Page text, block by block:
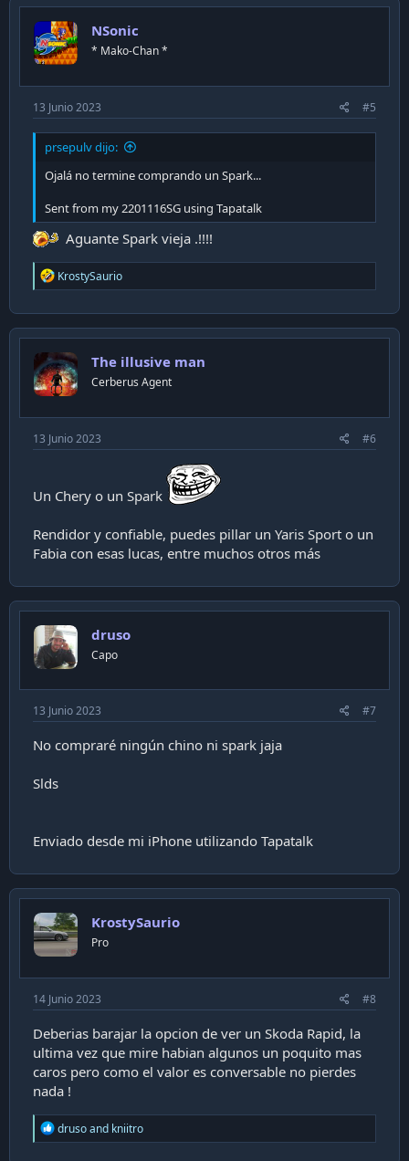
o
n
s
NSonic
* Mako-Chan *
13 Junio 2023 #5
prsepulv dijo:
Ojalá no termine comprando un Spark...
Sent from my 2201116SG using Tapatalk
Aguante Spark vieja .!!!!
R
e
c
t
o
n
s
KrostySaurio
The illusive man
Cerberus Agent
13 Junio 2023 #6
Un Chery o un Spark
Rendidor y confiable, puedes pillar un Yaris Sport o un
Fabia con esas lucas, entre muchos otros más
druso
Capo
13 Junio 2023 #7
No compraré ningún chino ni spark jaja
Slds
Enviado desde mi iPhone utilizando Tapatalk
KrostySaurio
Pro
14 Junio 2023 #8
Deberias barajar la opcion de ver un Skoda Rapid, la
ultima vez que mire habian algunos un poquito mas
caros pero como el valor es conversable no pierdes
nada !
R
e
drusoand kniitro